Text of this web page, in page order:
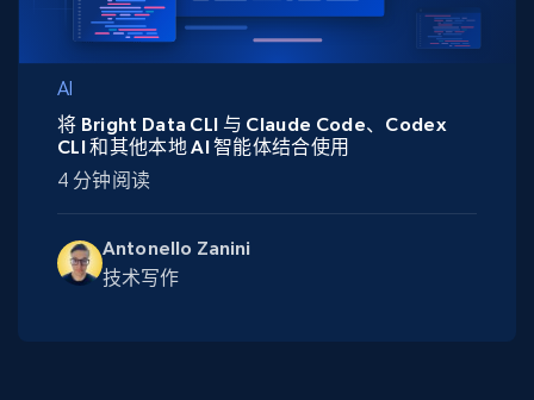
AI
Antonello Zanini
技术写作
将 Bright Data CLI 与 Claude Code、Codex
CLI 和其他本地 AI 智能体结合使用
4 分钟阅读